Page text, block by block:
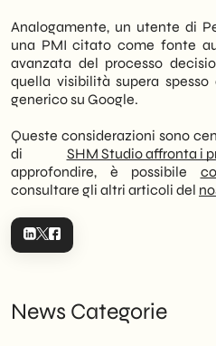
Analogamente, un utente di
una PMI citato come fonte
avanzata del processo
quella visibilità supera
generico su Google.
Queste considerazioni sono
di SHM Studio affronta i
approfondire, è possibile
consultare gli altri articoli del
News Categorie